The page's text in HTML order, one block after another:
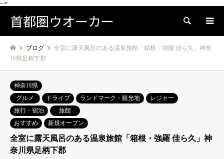
-->
首都圏ウオーカー 検索
ブログ
全室に露天風呂のある温泉旅館「箱根・強羅 佳ら久」神奈
川県足柄下郡
神奈川県
グルメ
ドライブ ランドマーク・観光地
レジャー
旅行・宿泊
旅館
おすすめ
新規オープン
全室に露天風呂のある温泉旅館「箱根・強羅 佳ら久」神
奈川県足柄下郡